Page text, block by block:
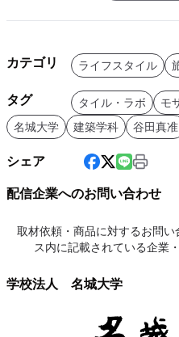
カテゴリ ライフスタイル
タグ タイル・ラボ
モ
名城大学
建築学科 谷田真准
シェア
配信企業へのお問い合わせ
取材依頼・商品に対するお問
ス内に記載されている企業
学校法人 名城大学